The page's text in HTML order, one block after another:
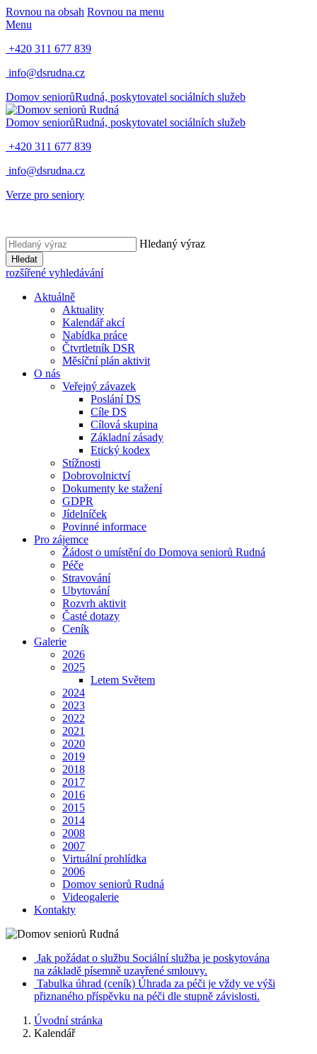
Rovnou na obsah Rovnou na menu
Menu
+420 311 677 839
info@dsrudna.cz
Domov seniorůRudná, poskytovatel sociálních služeb
Domov seniorůRudná, poskytovatel sociálních služeb
+420 311 677 839
info@dsrudna.cz
Verze pro seniory
Hledaný výraz
Hledat
rozšířené vyhledávání
Aktuálně
Aktuality
Kalendář akcí
Nabídka práce
Čtvrtletník DSR
Měsíční plán aktivit
O nás
Veřejný závazek
Poslání DS
Cíle DS
Cílová skupina
Základní zásady
Etický kodex
Stížnosti
Dobrovolnictví
Dokumenty ke stažení
GDPR
Jídelníček
Povinné informace
Pro zájemce
Žádost o umístění do Domova seniorů Rudná
Péče
Stravování
Ubytování
Rozvrh aktivit
Časté dotazy
Ceník
Galerie
2026
2025
Letem Světem
2024
2023
2022
2021
2020
2019
2018
2017
2016
2015
2014
2008
2007
Virtuální prohlídka
2006
Domov seniorů Rudná
Videogalerie
Kontakty
Jak požádat o službu Sociální služba je poskytována
na základě písemně uzavřené smlouvy.
Tabulka úhrad (ceník) Úhrada za péči je vždy ve výši
přiznaného příspěvku na péči dle stupně závislosti.
Úvodní stránka
Kalendář